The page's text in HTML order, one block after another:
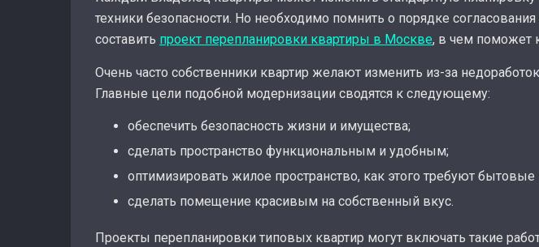
техники безопасности. Но необходимо помнить о порядке
составить проект перепланировки квартиры в Москве, в чем поможет
Очень часто собственники квартир желают изменить из-за
Главные цели подобной модернизации сводятся к следующему:
обеспечить безопасность жизни и имущества;
сделать пространство функциональным и удобным;
оптимизировать жилое пространство, как этого требуют бытовые
сделать помещение красивым на собственный вкус.
Проекты перепланировки типовых квартир могут включать такие